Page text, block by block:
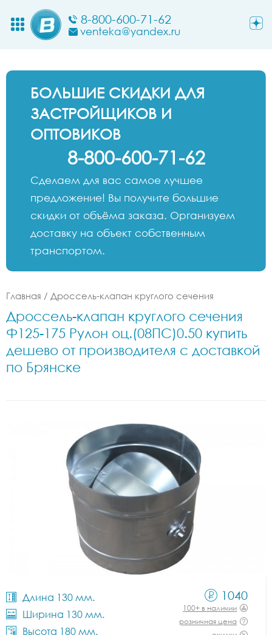
8-800-600-71-62
venteka@yandex.ru
БОЛЬШИЕ СКИДКИ ДЛЯ
ЗАСТРОЙЩИКОВ И
ОПТОВИКОВ
8-800-600-71-62
Сделаем для вас самое лучшее
предложение! Вы получите большие
скидки от объёма заказа. Организуем
доставку на объект собственным
транспортом.
Главная / Дроссель-клапан круглого сечения
Дроссель-клапан круглого сечения
Ф125-175 Рулон оц.(08ПС)0.50 купить
дешево от производителя с доставкой
по Брянске
Длина 130 мм.
Ширина 130 мм.
Высота 180 мм.
1040
100+ в наличии
розничная цена